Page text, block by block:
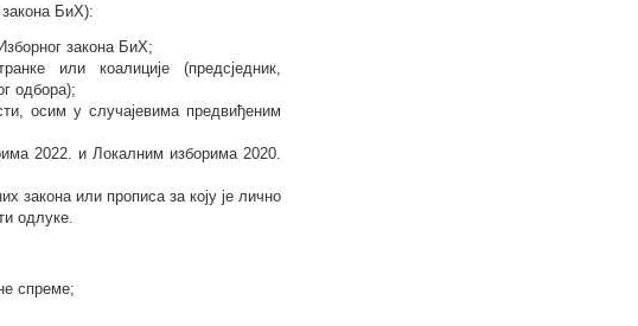
БиХ):
закона БиХ;
или коалиције (предсједник,
одбора);
осим у случајевима предвиђеним
2022. и Локалним изборима 2020.
закона или прописа за коју је лично
одлуке.
спреме;